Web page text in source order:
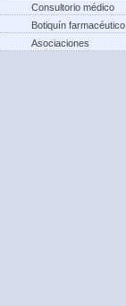
Consultorio médico
Botiquín farmacéutico
Asociaciones